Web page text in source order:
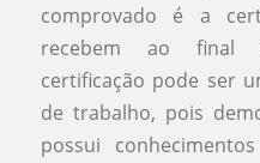
comprovado é a
recebem ao final
certificação pode ser
de trabalho, pois
possui